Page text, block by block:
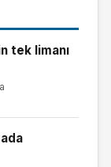
tek limanı